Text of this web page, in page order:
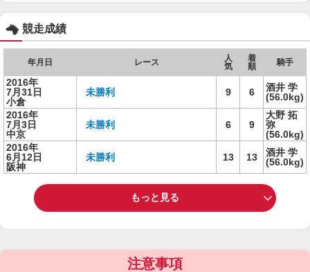
競走成績
年月日 レース
人
気
着
順
騎手
2016年
7月31日
小倉
未勝利 9 6
酒井 学
(56.0kg)
2016年
7月3日
中京
未勝利 6 9
大野 拓
弥
(56.0kg)
2016年
6月12日
阪神
未勝利 13 13
酒井 学
(56.0kg)
もっと見る
注意事項